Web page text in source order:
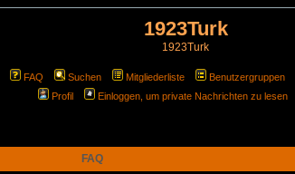
1923Turk
1923Turk
FAQ Suchen Mitgliederliste Benutzergruppen
Profil
Einloggen, um private Nachrichten zu lesen
FAQ